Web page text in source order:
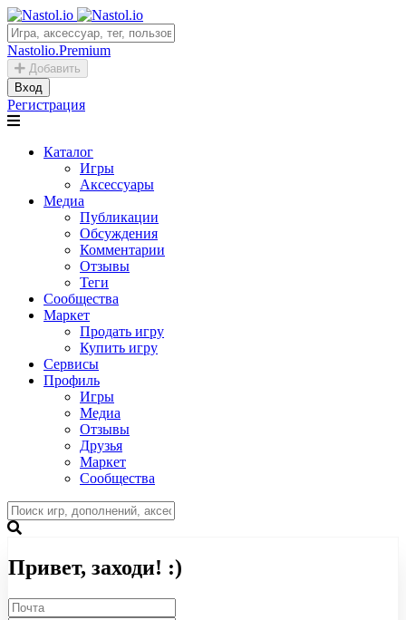
Nastolio.Premium
Добавить
Вход
Регистрация
Каталог
Игры
Аксессуары
Медиа
Публикации
Обсуждения
Комментарии
Отзывы
Теги
Сообщества
Маркет
Продать игру
Купить игру
Сервисы
Профиль
Игры
Медиа
Отзывы
Друзья
Маркет
Сообщества
Привет, заходи! :)